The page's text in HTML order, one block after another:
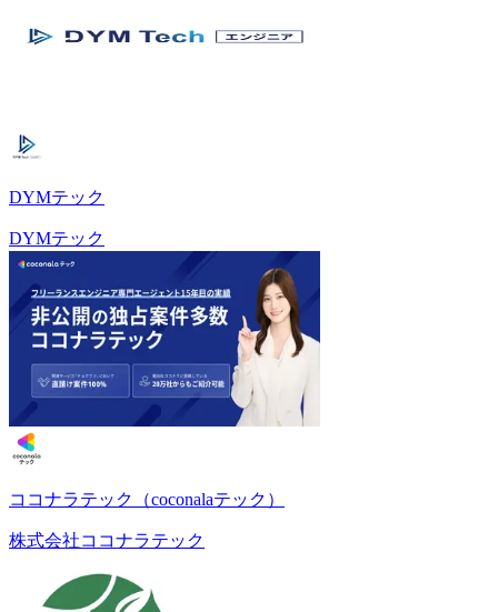
DYMテック
DYMテック
ココナラテック（coconalaテック）
株式会社ココナラテック